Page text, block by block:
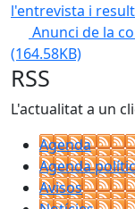
l'entrevista i
Anunci de la
(164.58KB)
RSS
L'actualitat a un
Agenda
Agenda
Avisos